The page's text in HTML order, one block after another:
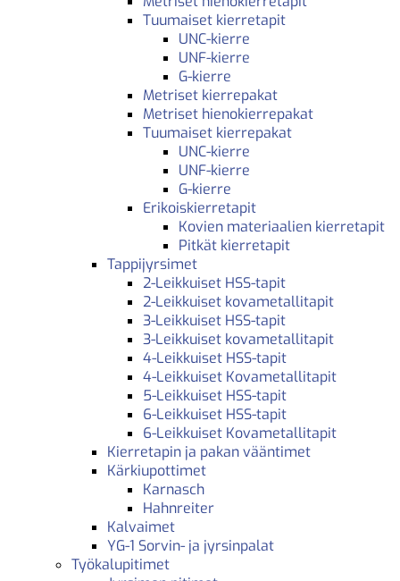
Tuumaiset kierretapit
UNC-kierre
UNF-kierre
G-kierre
Metriset kierrepakat
Metriset hienokierrepakat
Tuumaiset kierrepakat
UNC-kierre
UNF-kierre
G-kierre
Erikoiskierretapit
Kovien materiaalien kierretapit
Pitkät kierretapit
Tappijyrsimet
2-Leikkuiset HSS-tapit
2-Leikkuiset kovametallitapit
3-Leikkuiset HSS-tapit
3-Leikkuiset kovametallitapit
4-Leikkuiset HSS-tapit
4-Leikkuiset Kovametallitapit
5-Leikkuiset HSS-tapit
6-Leikkuiset HSS-tapit
6-Leikkuiset Kovametallitapit
Kierretapin ja pakan vääntimet
Kärkiupottimet
Karnasch
Hahnreiter
Kalvaimet
YG-1 Sorvin- ja jyrsinpalat
Työkalupitimet